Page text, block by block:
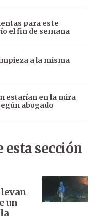
para este
el fin de semana
a la misma
estarían en la mira
abogado
sección
un